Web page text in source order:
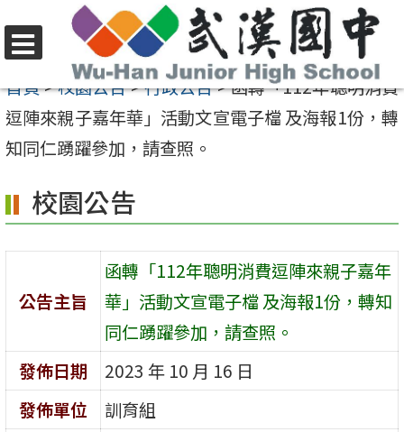
至
要
內
區
選
單
首頁>校園公告>行政公告>函轉「112年聰明消費
逗陣來親子嘉年華」活動文宣電子檔 及海報1份，轉
知同仁踴躍參加，請查照。
校園公告
公告主旨
函轉「112年聰明消費逗陣來親子嘉年
華」活動文宣電子檔 及海報1份，轉知
同仁踴躍參加，請查照。
發佈日期
2023 年 10 月 16 日
發佈單位
訓育組